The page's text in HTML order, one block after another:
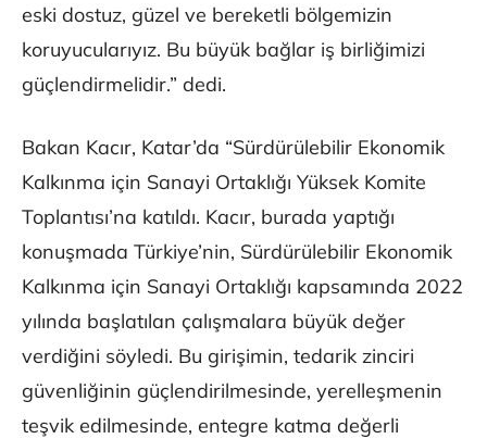
eski dostuz, güzel ve bereketli bölgemizin
koruyucularıyız. Bu büyük bağlar iş birliğimizi
güçlendirmelidir.” dedi.
Bakan Kacır, Katar’da “Sürdürülebilir Ekonomik
Kalkınma için Sanayi Ortaklığı Yüksek Komite
Toplantısı’na katıldı. Kacır, burada yaptığı
konuşmada Türkiye’nin, Sürdürülebilir Ekonomik
Kalkınma için Sanayi Ortaklığı kapsamında 2022
yılında başlatılan çalışmalara büyük değer
verdiğini söyledi. Bu girişimin, tedarik zinciri
güvenliğinin güçlendirilmesinde, yerelleşmenin
teşvik edilmesinde, entegre katma değerli